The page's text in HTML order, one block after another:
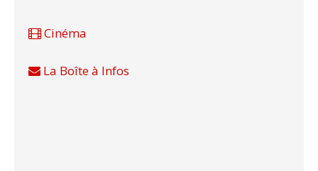
Cinéma
La Boîte à Infos